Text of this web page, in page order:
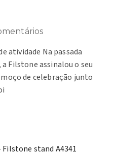
atividade Na passada
Filstone assinalou o seu
de celebração junto